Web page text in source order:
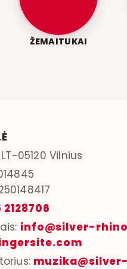
ŽEMAITUKAI
05120 Vilnius
2128706
info@silver-
muzika@silver-